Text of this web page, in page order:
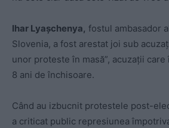
Ihar Lyașchenya, fostul ambasador
Slovenia, a fost arestat joi sub
unor proteste în masă”, acuzații care
8 ani de închisoare.
Când au izbucnit protestele post-
a criticat public represiunea